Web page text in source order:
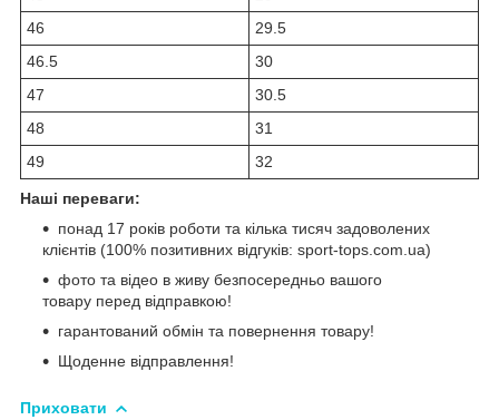
46
29.5
46.5
30
47
30.5
48
31
49
32
Наші переваги:
понад 17 років роботи та кілька тисяч задоволених
клієнтів (100% позитивних відгуків: sport-tops.com.ua)
фото та відео в живу безпосередньо вашого
товару перед відправкою!
гарантований обмін та повернення товару!
Щоденне відправлення!
Приховати